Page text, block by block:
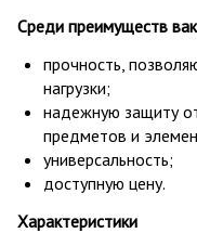
Среди преимуществ
прочность,
нагрузки;
надежную защиту
предметов и
универсальность;
доступную цену.
Характеристики